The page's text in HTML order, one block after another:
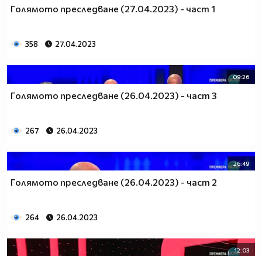
Голямото преследване (27.04.2023) - част 1
358 27.04.2023
09:26
Голямото преследване (26.04.2023) - част 3
267 26.04.2023
26:49
Голямото преследване (26.04.2023) - част 2
264 26.04.2023
12:03